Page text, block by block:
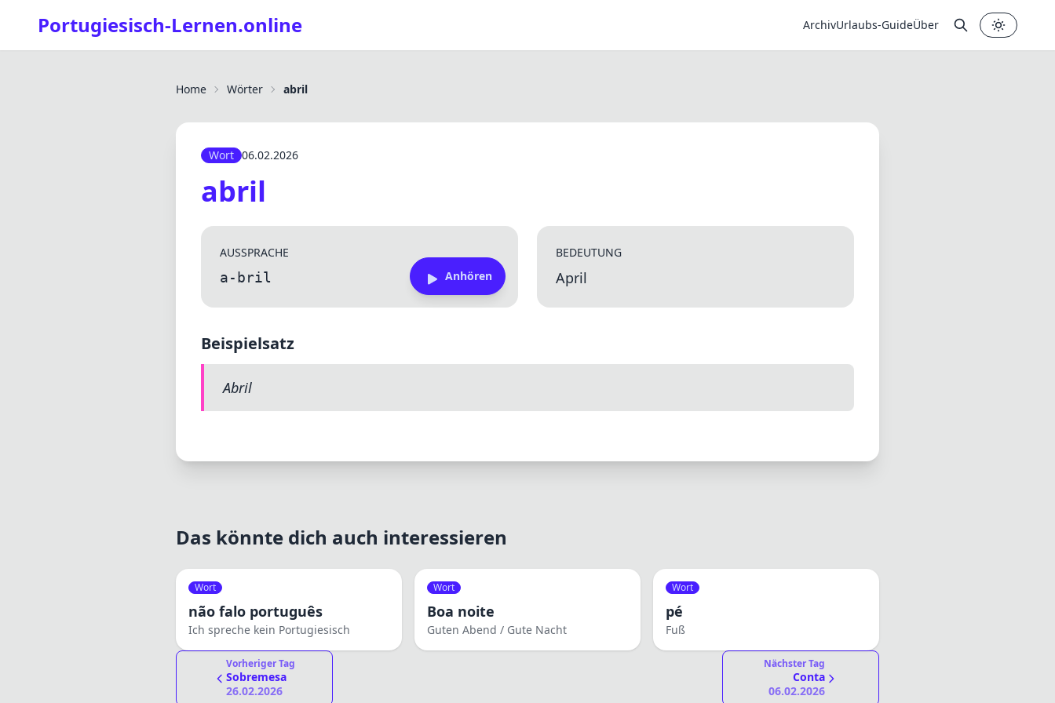
Portugiesisch-Lernen.online ArchivUrlaubs-GuideÜber
Home Wörter abril
Wort 06.02.2026
abril
AUSSPRACHE
a-bril Anhören
BEDEUTUNG
April
Beispielsatz
Abril
Das könnte dich auch interessieren
Wort
não falo português
Ich spreche kein Portugiesisch
Wort
Boa noite
Guten Abend / Gute Nacht
Wort
pé
Fuß
Vorheriger Tag
Sobremesa
26.02.2026
Nächster Tag
Conta
06.02.2026